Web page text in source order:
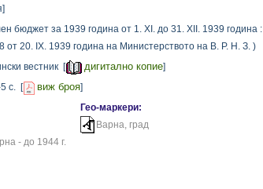
бюджет за 1939 година от 1. XI. до 31. XII. 1939 година :
от 20. IX. 1939 година на Министерството на В. Р. Н. З. )
вестник [ дигитално копие]
с. [ виж броя]
- до 1944 г.
Гео-маркери:
Варна, град